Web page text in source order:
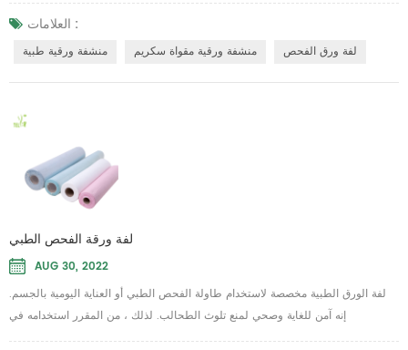
ورق.C يمكن استخدامها على أنها طبي يُسلِّم ورق منشفة , مناشف الوجه , مناشف
الأطباق , لفافات القماش الكسول , مناديل صناعية, منشفة سوبر الإعدادية , لفة
العلامات :
منشفة ورقية طبية منشفة ورقية مقواة سكريم لفة ورق الفحص
لفة ورقة الفحص الطبي
AUG 30, 2022
لفة الورق الطبية مخصصة لاستخدام طاولة الفحص الطبي أو العناية اليومية بالجسم.
إنه آمن للغاية وصحي لمنع تلوث الطحالب. لذلك ، من المقرر استخدامه في
المستشفى العام أو صالون رسائل التجميل لوضعه على سرير المرض لعزل الغبار